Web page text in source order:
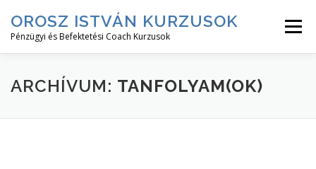
tartalomhoz
OROSZ ISTVÁN KURZUSOK
Pénzügyi és Befektetési Coach Kurzusok
Menü
RÓLAM↓ KURZUS LEÍRÁSOK↓ KURZUSOK
ARCHÍVUM: TANFOLYAM(OK)